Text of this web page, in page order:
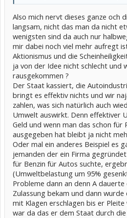
Also mich nervt dieses ganze och
langsam, nicht das man da nicht
wenigsten sind da auch nur
mir dabei noch viel mehr aufregt
Aktionismus und die
ja von der Idee nicht schlecht und
rausgekommen ?
Der Staat kassiert, die
bringt es effektiv nichts und wir
zahlen, was sich natürlich auch
Umwelt auswirkt. Denn effektiver
Geld und wenn man das schon für
ausgegeben hat bleibt ja nicht
Oder mal ein anderes Beispiel es
jemanden der ein Firma
für Benzin für Autos suchte,
(Umweltbelastung um 95%
Probleme dann an denn A
Zulassung bekam und dann
mit Klagen erschlagen bis er
war da das er dem Staat durch